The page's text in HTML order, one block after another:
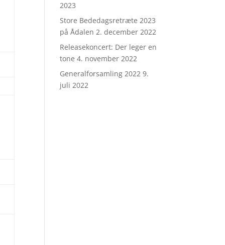
2023
Store Bededagsretræte 2023
på Ådalen 2. december 2022
Releasekoncert: Der leger en
tone 4. november 2022
Generalforsamling 2022 9.
juli 2022